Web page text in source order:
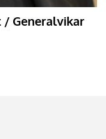
/ Generalvikar